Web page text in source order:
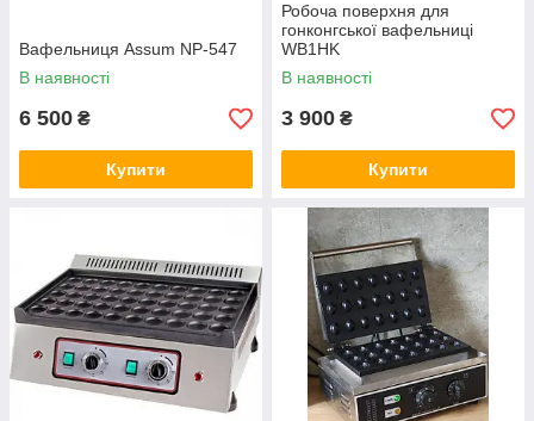
Вафельниця Assum NP-547
В наявності
6 500 ₴
Купити
Робоча поверхня для
гонконгської вафельниці
WB1HK
В наявності
3 900 ₴
Купити